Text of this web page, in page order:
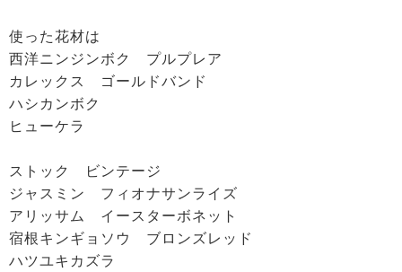
使った花材は
西洋ニンジンボク プルプレア
カレックス ゴールドバンド
ハシカンボク
ヒューケラ
ストック ビンテージ
ジャスミン フィオナサンライズ
アリッサム イースターボネット
宿根キンギョソウ ブロンズレッド
ハツユキカズラ